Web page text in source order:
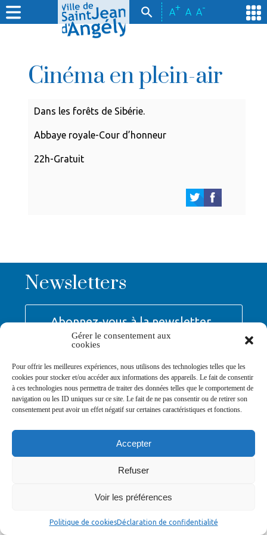
Gérer le consentement aux
cookies
Pour offrir les meilleures expériences, nous utilisons des technologies telles que les
cookies pour stocker et/ou accéder aux informations des appareils. Le fait de consentir
à ces technologies nous permettra de traiter des données telles que le comportement de
navigation ou les ID uniques sur ce site. Le fait de ne pas consentir ou de retirer son
consentement peut avoir un effet négatif sur certaines caractéristiques et fonctions.
Accepter
Refuser
Voir les préférences
Politique de cookiesDéclaration de confidentialité
A+ A A-
Cinéma en plein-air
Dans les forêts de Sibérie.
Abbaye royale-Cour d’honneur
22h-Gratuit
Newsletters
Abonnez-vous à la newsletter
© Ville de Saint-Jean-d'Angély 2026